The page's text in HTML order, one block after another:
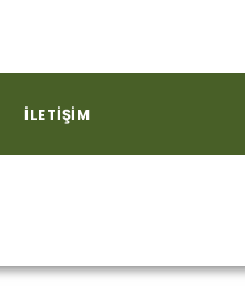
İLETIŞIM